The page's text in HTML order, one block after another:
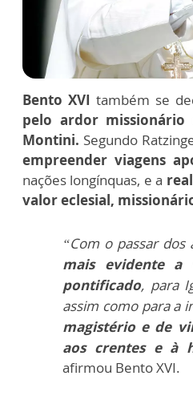
Bento XVI também se
pelo ardor
Montini. Segundo
empreender viagens
nações longínquas, e a
valor eclesial,
“Com o passar dos
mais evidente a
pontificado, para
assim como para a
magistério e de
aos crentes e à
afirmou Bento XVI.